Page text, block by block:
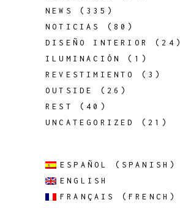
NEWS
(335)
NOTICIAS
(80)
DISEÑO INTERIOR
(24)
ILUMINACIÓN
(1)
REVESTIMIENTO
(3)
OUTSIDE
(26)
REST
(40)
UNCATEGORIZED
(21)
ESPAÑOL ( SPANISH )
ENGLISH
FRANÇAIS
(FRENCH )